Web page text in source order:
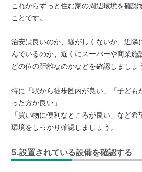
これからずっと住む家の周辺環境を確認
ことです。
治安は良いのか、騒がしくないか、近隣
んでいるのか、近くにスーパーや商業施
どの位の距離なのかなどを確認しましょ
特に「駅から徒歩圏内が良い」「子ども
った方が良い」
「買い物に便利なところが良い」など
環境をしっかり確認しましょう。
5.設置されている設備を確認する